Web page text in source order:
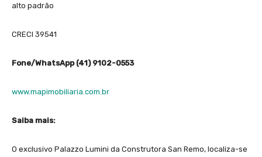
alto padrão
CRECI 39541
Fone/WhatsApp (41) 9102-0553
www.mapimobiliaria.com.br
Saiba mais:
O exclusivo Palazzo Lumini da Construtora San Remo, localiza-se